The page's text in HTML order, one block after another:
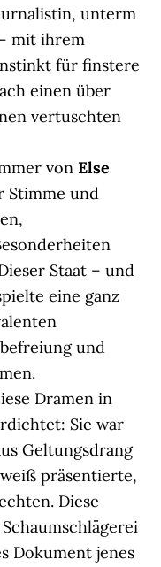
unterm
mit ihrem
für finstere
einen über
vertuschten
vonElse
Stimme und
Staat – und
eine ganz
und
Dramen in
Sie war
Geltungsdrang
präsentierte,
Diese
Dokument jenes